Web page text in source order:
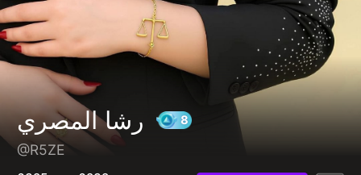
@R5ZE